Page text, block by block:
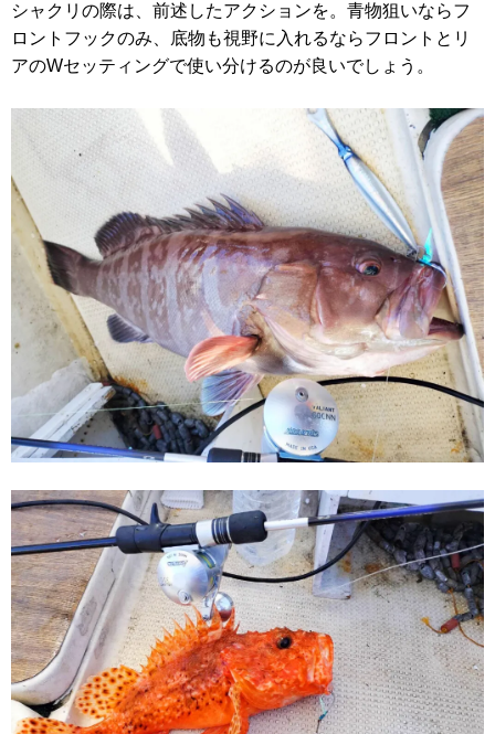
シャクリの際は、前述したアクションを。青物狙いならフ
ロントフックのみ、底物も視野に入れるならフロントとリ
アのWセッティングで使い分けるのが良いでしょう。